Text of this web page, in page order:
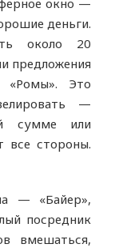
окно —
деньги.
около 20
предложения
«Ромы». Это
—
сумме или
все стороны.
— «Байер»,
посредник
вмешаться,